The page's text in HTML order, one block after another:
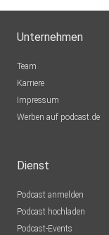
Unternehmen
Team
Karriere
Impressum
Werben auf podcast.de
Dienst
Podcast anmelden
Podcast hochladen
Podcast-Events